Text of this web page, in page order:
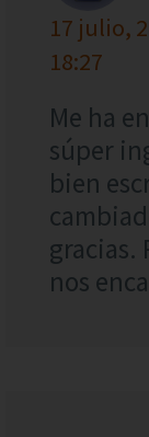
17 julio,
18:27
Me ha
súper
bien
gracias.
nos